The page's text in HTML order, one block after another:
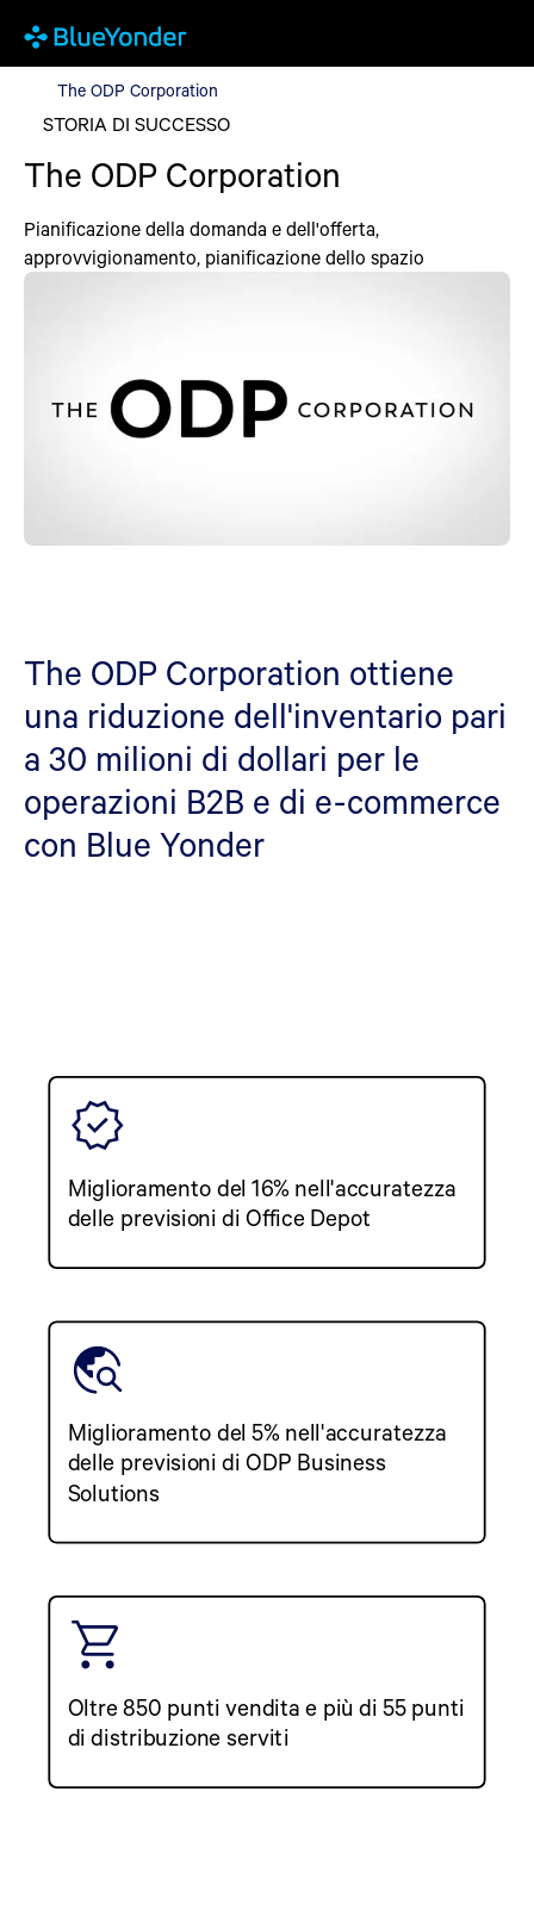
The ODP Corporation
The ODP Corporation
STORIA DI SUCCESSO
The ODP Corporation
Pianificazione della domanda e dell'offerta,
approvvigionamento, pianificazione dello spazio
The ODP Corporation ottiene
una riduzione dell'inventario pari
a 30 milioni di dollari per le
operazioni B2B e di e-commerce
con Blue Yonder
Miglioramento del 16% nell'accuratezza
delle previsioni di Office Depot
Miglioramento del 5% nell'accuratezza
delle previsioni di ODP Business
Solutions
Oltre 850 punti vendita e più di 55 punti
di distribuzione serviti